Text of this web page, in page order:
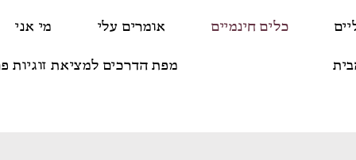
מי אני אומרים עלי כלים חינמיים
מפת הדרכים למציאת זוגיות